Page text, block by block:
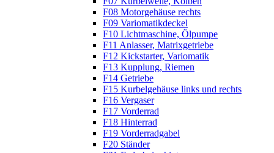
F08 Motorgehäuse rechts
F09 Variomatikdeckel
F10 Lichtmaschine, Ölpumpe
F11 Anlasser, Matrixgetriebe
F12 Kickstarter, Variomatik
F13 Kupplung, Riemen
F14 Getriebe
F15 Kurbelgehäuse links und rechts
F16 Vergaser
F17 Vorderrad
F18 Hinterrad
F19 Vorderradgabel
F20 Ständer